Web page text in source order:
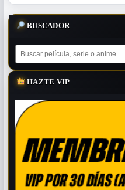
BUSCADOR
HAZTE VIP